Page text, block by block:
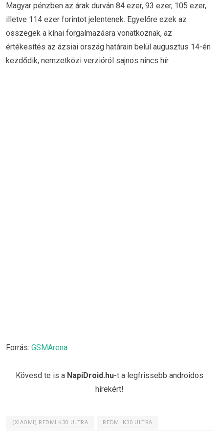
Magyar pénzben az árak durván 84 ezer, 93 ezer, 105 ezer,
illetve 114 ezer forintot jelentenek. Egyelőre ezek az
összegek a kínai forgalmazásra vonatkoznak, az
értékesítés az ázsiai ország határain belül augusztus 14-én
kezdődik, nemzetközi verzióról sajnos nincs hír
Forrás: GSMArena
Kövesd te is a NapiDroid.hu-t a legfrissebb androidos
hírekért!
(XIAOMI) REDMI K30 ULTRA REDMI K30 ULTRA